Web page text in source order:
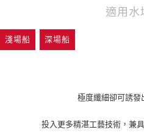
適用水
淺場船 深場船
極度纖細卻可誘發
投入更多精湛工藝技術，兼